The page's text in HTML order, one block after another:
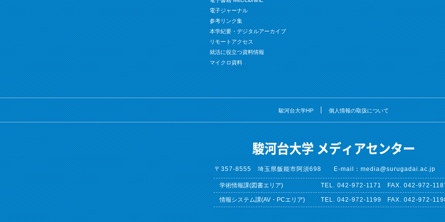
電子ジャーナル
参考リンク集
本学紀要・デジタルアーカイブ
リモートアクセス
就活に役立つ資料情報
マイクロ資料
駿河台大学HP 個人情報の取扱について
〒357-8555 埼玉県飯能市阿須698 E-mail：media@surugadai.ac.jp
学術情報課(図書エリア) 042-972-1171 042-972-
情報システム課(AV・PCエリア) 042-972-1199 042-972-